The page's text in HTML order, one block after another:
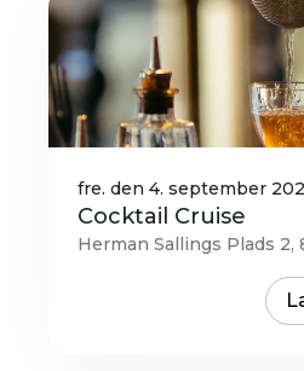
fre. den 4. september
Cocktail Cruise
Herman Sallings Plads 2,